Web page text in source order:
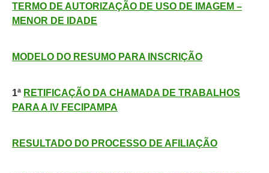
TERMO DE AUTORIZAÇÃO DE USO DE IMAGEM –
MENOR DE IDADE
MODELO DO RESUMO PARA INSCRIÇÃO
1ª RETIFICAÇÃO DA CHAMADA DE TRABALHOS
PARA A IV FECIPAMPA
RESULTADO DO PROCESSO DE AFILIAÇÃO